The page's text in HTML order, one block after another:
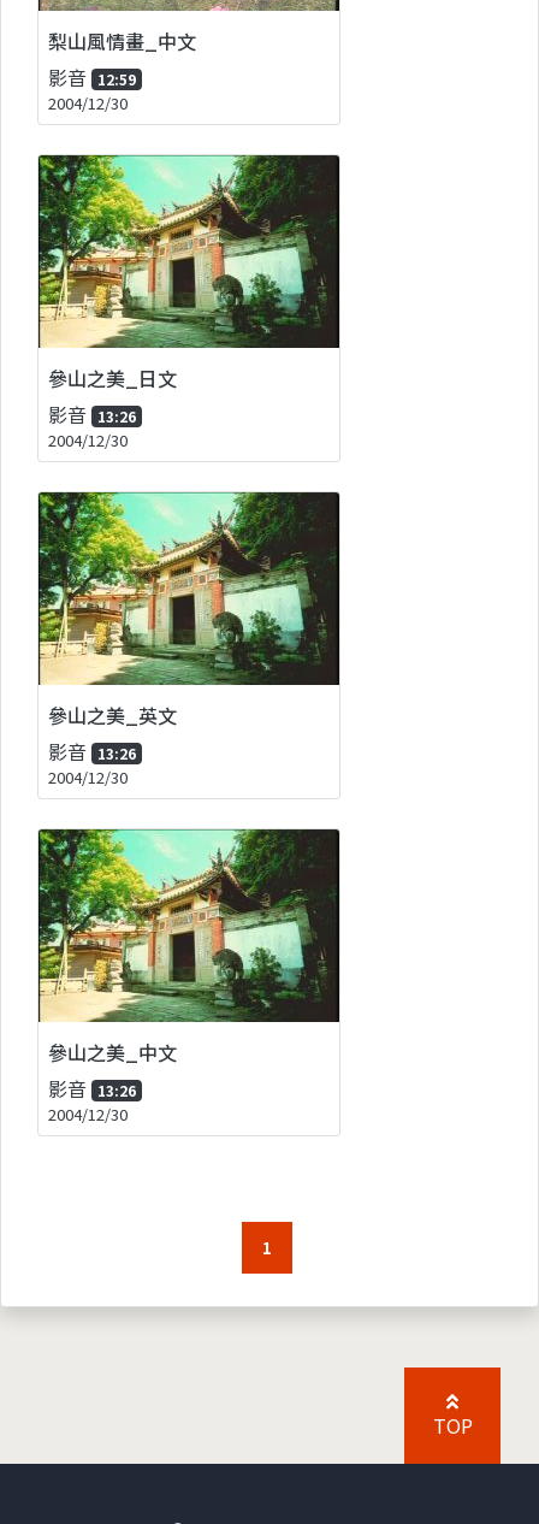
梨山風情畫_中文
影音 12:59
2004/12/30
參山之美_日文
影音 13:26
2004/12/30
參山之美_英文
影音 13:26
2004/12/30
參山之美_中文
影音 13:26
2004/12/30
1
TOP